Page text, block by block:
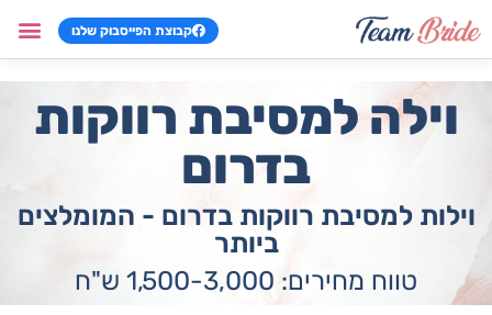
קבוצת הפייסבוק שלנו
וילה למסיבת רווקות
בדרום
וילות למסיבת רווקות בדרום - המומלצים
ביותר
טווח מחירים: 1,500-3,000 ש"ח